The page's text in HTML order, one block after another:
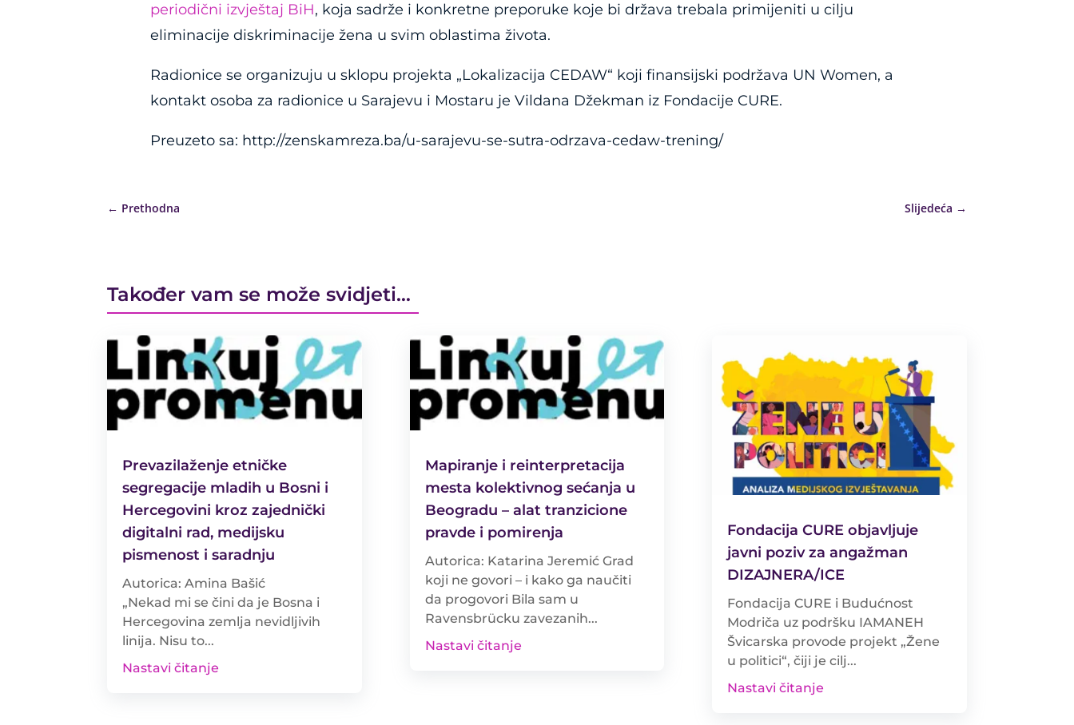
periodični izvještaj BiH, koja sadrže i konkretne preporuke koje bi država trebala primijeniti u cilju
eliminacije diskriminacije žena u svim oblastima života.
Radionice se organizuju u sklopu projekta „Lokalizacija CEDAW“ koji finansijski podržava UN Women, a
kontakt osoba za radionice u Sarajevu i Mostaru je Vildana Džekman iz Fondacije CURE.
Preuzeto sa: http://zenskamreza.ba/u-sarajevu-se-sutra-odrzava-cedaw-trening/
← Prethodna Slijedeća →
Također vam se može svidjeti…
Prevazilaženje etničke
segregacije mladih u Bosni i
Hercegovini kroz zajednički
digitalni rad, medijsku
pismenost i saradnju
Autorica: Amina Bašić
„Nekad mi se čini da je Bosna i
Hercegovina zemlja nevidljivih
linija. Nisu to...
Nastavi čitanje
Mapiranje i reinterpretacija
mesta kolektivnog sećanja u
Beogradu – alat tranzicione
pravde i pomirenja
Autorica: Katarina Jeremić Grad
koji ne govori – i kako ga naučiti
da progovori Bila sam u
Ravensbrücku zavezanih...
Nastavi čitanje
Fondacija CURE objavljuje
javni poziv za angažman
DIZAJNERA/ICE
Fondacija CURE i Budućnost
Modriča uz podršku IAMANEH
Švicarska provode projekt „Žene
u politici“, čiji je cilj...
Nastavi čitanje